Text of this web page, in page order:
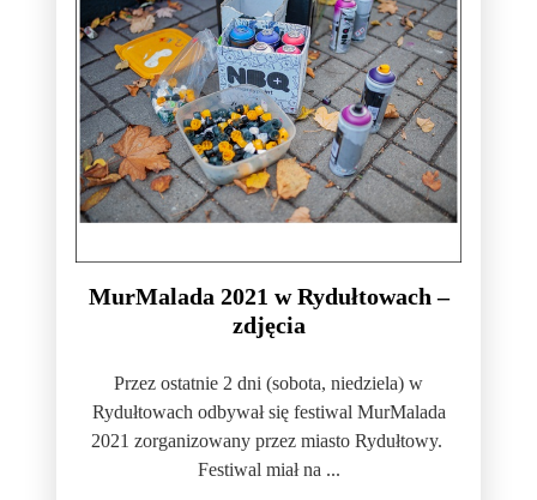
MurMalada 2021 w Rydułtowach –
zdjęcia
Przez ostatnie 2 dni (sobota, niedziela) w
Rydułtowach odbywał się festiwal MurMalada
2021 zorganizowany przez miasto Rydułtowy.
Festiwal miał na ...